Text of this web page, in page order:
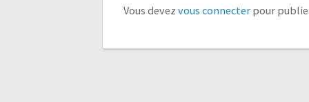
Vous devezvous connecter pour